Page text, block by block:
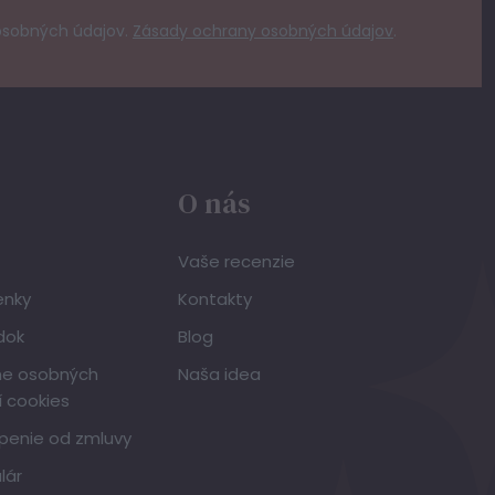
údajov. Zásady ochrany osobných údajov.
osobných
cookies
od zmluvy
O nás
Vaše recenzie
Kontakty
Blog
Naša idea